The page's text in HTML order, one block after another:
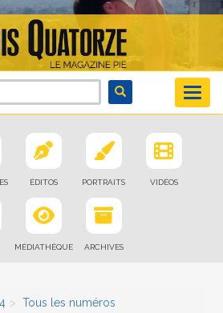
ÉDITOS PORTRAITS VIDÉOS
MÉDIATHÈQUE ARCHIVES
Tous les numéros